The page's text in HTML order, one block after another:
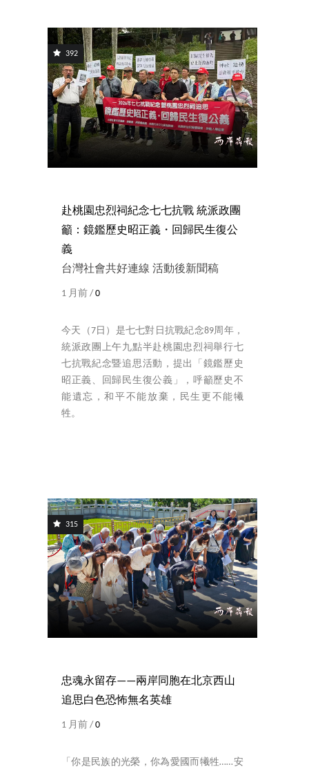
392
赴桃園忠烈祠紀念七七抗戰 統派政團
籲：鏡鑑歷史昭正義・回歸民生復公
義
台灣社會共好連線 活動後新聞稿
1 月前 /0
今天（7日）是七七對日抗戰紀念89周年，
統派政團上午九點半赴桃園忠烈祠舉行七
七抗戰紀念暨追思活動，提出「鏡鑑歷史
昭正義、回歸民生復公義」，呼籲歷史不
能遺忘，和平不能放棄，民生更不能犧
牲。
315
忠魂永留存——兩岸同胞在北京西山
追思白色恐怖無名英雄
1 月前 / 0
「你是民族的光榮，你為愛國而犧牲……安